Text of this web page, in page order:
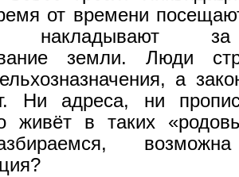
от времени
накладывают за
земли. Люди
а
Ни адреса, ни
живёт в таких